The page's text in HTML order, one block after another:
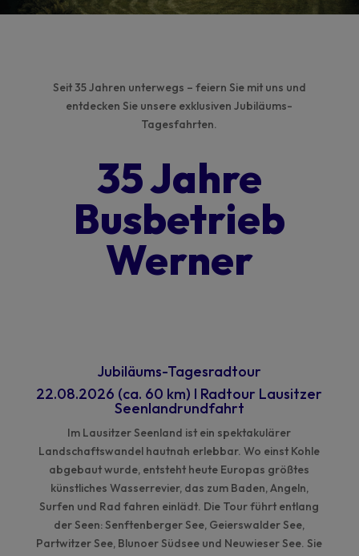
Seit 35 Jahren unterwegs – feiern Sie mit uns und
entdecken Sie unsere exklusivenJubiläums-
Tagesfahrten.
35 Jahre
Busbetrieb
Werner
Jubiläums-Tagesradtour
22.08.2026 (ca. 60 km)​ I Radtour Lausitzer
Seenlandrundfahrt
Im Lausitzer Seenland ist ein spektakulärer
Landschaftswandel hautnah erlebbar. Wo einst Kohle
abgebaut wurde, entsteht heute Europas größtes
künstliches Wasserrevier, das zum Baden, Angeln,
Surfen und Rad fahren einlädt. Die Tour führt entlang
der Seen: Senftenberger See, GeierswalderSee,
PartwitzerSee, BlunoerSüdsee und NeuwieserSee. Sie